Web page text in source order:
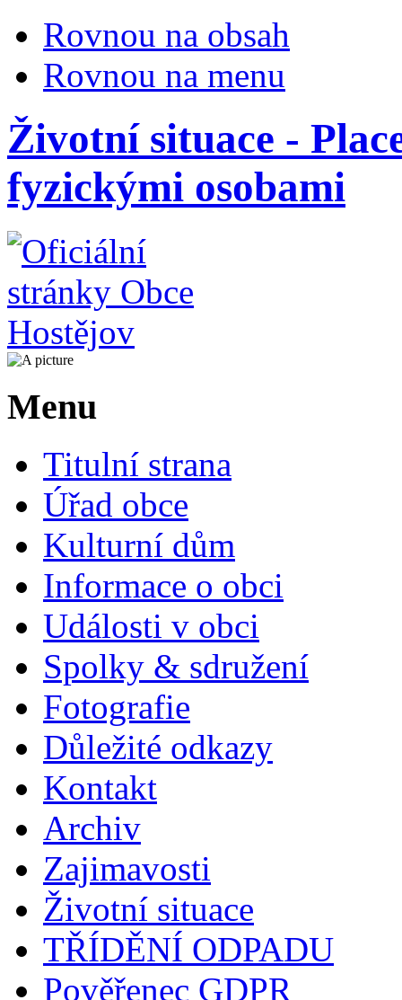
Rovnou na obsah
Rovnou na menu
Životní situace -
fyzickými osobami
Menu
Titulní strana
Úřad obce
Kulturní dům
Informace o obci
Události v obci
Spolky & sdružení
Fotografie
Důležité odkazy
Kontakt
Archiv
Zajimavosti
Životní situace
TŘÍDĚNÍ ODPADU
Pověřenec GDPR